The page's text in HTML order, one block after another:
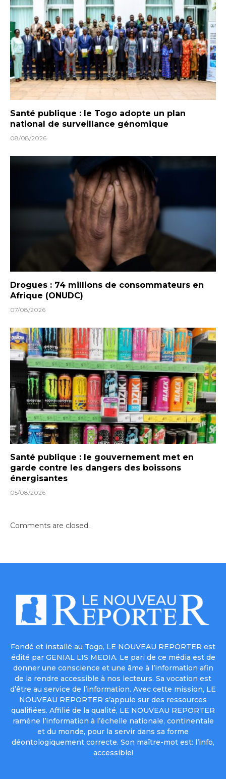
Santé publique : le Togo adopte un plan
national de surveillance génomique
08/08/2026
Drogues : 74 millions de consommateurs en
Afrique (ONUDC)
07/08/2026
Santé publique : le gouvernement met en
garde contre les dangers des boissons
énergisantes
05/08/2026
Comments are closed.
Fondé et installé au Togo, LE NOUVEAU REPORTER est
édité par GENIAL LIS MEDIA. Le pari de ce média est de
donner une conscience et une âme à l’information afin
de la rendre accessible à nos lecteurs. Sa vocation est
d’être au service de l’information. Avec cette mission, LE
NOUVEAU REPORTER s’appuie sur des ressources
qualifiées. Affilié de la qualité, LE NOUVEAU REPORTER
ramène l’information à l’échelle nationale, continentale
et du monde, pour la servir dans sa forme
déontologiquement correcte. Son maître-mot est: l’info,
accessible!